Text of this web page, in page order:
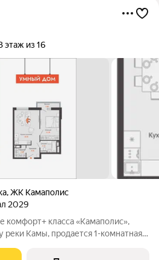
этаж из 16
,ЖК Камаполис
2029
класса «Камаполис»,
реки Камы, продается 1-комнатная